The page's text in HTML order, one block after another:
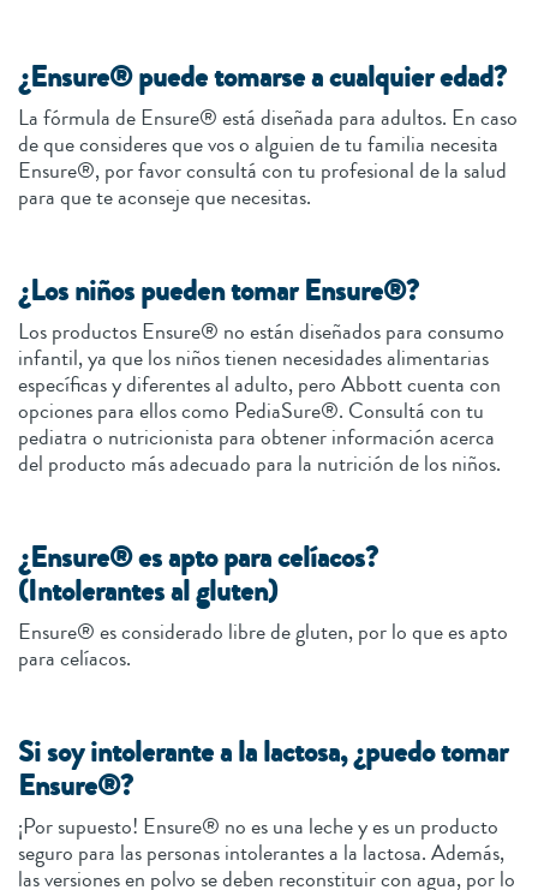
¿Ensure® puede tomarse a cualquier edad?
La fórmula de Ensure® está diseñada para adultos. En caso
de que consideres que vos o alguien de tu familia necesita
Ensure®, por favor consultá con tu profesional de la salud
para que te aconseje que necesitas.
¿Los niños pueden tomar Ensure®?
Los productos Ensure® no están diseñados para consumo
infantil, ya que los niños tienen necesidades alimentarias
específicas y diferentes al adulto, pero Abbott cuenta con
opciones para ellos como PediaSure®. Consultá con tu
pediatra o nutricionista para obtener información acerca
del producto más adecuado para la nutrición de los niños.
¿Ensure® es apto para celíacos?
(Intolerantes al gluten)
Ensure® es considerado libre de gluten, por lo que es apto
para celíacos.
Si soy intolerante a la lactosa, ¿puedo tomar
Ensure®?
¡Por supuesto! Ensure® no es una leche y es un producto
seguro para las personas intolerantes a la lactosa. Además,
las versiones en polvo se deben reconstituir con agua, por lo